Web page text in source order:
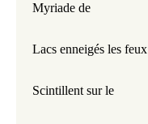
Myriade de
Lacs enneigés les feux
Scintillent sur le